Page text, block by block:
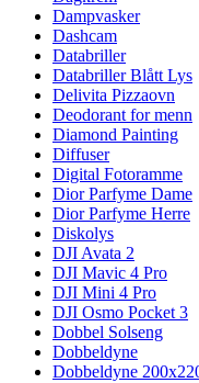
Dampvasker
Dashcam
Databriller
Databriller Blått Lys
Delivita Pizzaovn
Deodorant for menn
Diamond Painting
Diffuser
Digital Fotoramme
Dior Parfyme Dame
Dior Parfyme Herre
Diskolys
DJI Avata 2
DJI Mavic 4 Pro
DJI Mini 4 Pro
DJI Osmo Pocket 3
Dobbel Solseng
Dobbeldyne
Dobbeldyne